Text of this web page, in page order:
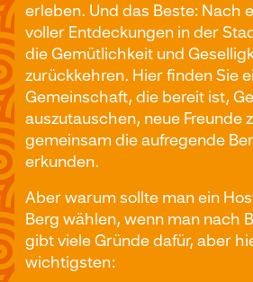
erleben. Und das Beste: Nach
voller Entdeckungen in der
die Gemütlichkeit und
zurückkehren. Hier finden Sie
Gemeinschaft, die bereit ist,
auszutauschen, neue Freunde
gemeinsam die aufregende
erkunden.
Aber warum sollte man ein
Berg wählen, wenn man nach
gibt viele Gründe dafür, aber
wichtigsten: